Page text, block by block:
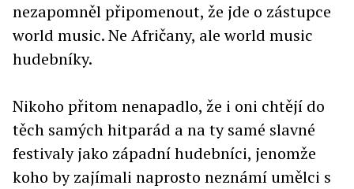
nezapomněl připomenout, že jde o zástupce
world music. Ne Afričany, ale world music
hudebníky.
Nikoho přitom nenapadlo, že i oni chtějí do
těch samých hitparád a na ty samé slavné
festivaly jako západní hudebníci, jenomže
koho by zajímali naprosto neznámí umělci s